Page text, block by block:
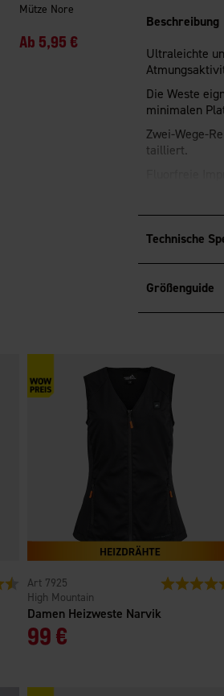
Mütze Nore
Ab 5,95 €
Beschreibung
Ultraleichte
Die Weste
minimalen
Zwei-Wege-
tailliert.
OEKO-TEX
Technische
Größenguide
4.5 von 5 Sternen
Damen Heizweste Narvik
High Mountain
7925
99 €
Bewertung: